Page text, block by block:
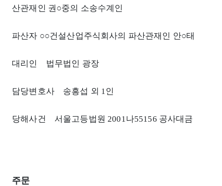
산관재인 권○중의 소송수계인
파산자 ○○건설산업주식회사의 파산관재인 안○태
대리인 법무법인 광장
담당변호사 송흥섭 외 1인
당해사건 서울고등법원 2001나55156 공사대금
주문